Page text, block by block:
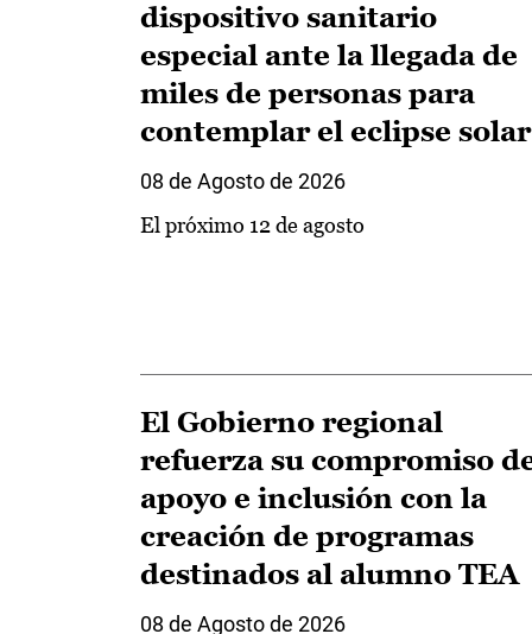
dispositivo sanitario
especial ante la llegada de
miles de personas para
contemplar el eclipse solar
08 de Agosto de 2026
El próximo 12 de agosto
El Gobierno regional
refuerza su compromiso
apoyo e inclusión con la
creación de programas
destinados al alumno TEA
08 de Agosto de 2026